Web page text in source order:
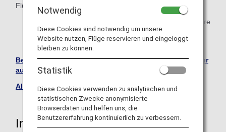
Flügen unterscheiden.
* Die Beförderungsbedingungen von ANA für Passagiere
und Gepäck gelten für alle Passagiere, die auf einem
Flug mit einer ANA-Flugnummer reisen.
Besuchen Sie die Website von Japan Air Commuter (nur
auf Japanisch verfügbar).
Alle Partnerfluggesellschaften anzeigen
Informationen für von Japan Air
Notwendig
Diese Cookies sind notwendig um unsere
Website nutzen, Flüge reservieren und eingeloggt
bleiben zu können.
Statistik
Diese Cookies verwenden zu analytischen und
statistischen Zwecke anonymisierte
Browserdaten und helfen uns, die
Benutzererfahrung kontinuierlich zu verbessern.